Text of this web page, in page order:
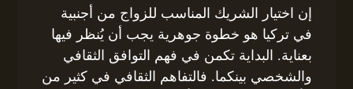
إن اختيار الشريك المناسب للزواج من أجنبية
في تركيا هو خطوة جوهرية يجب أن يُنظر فيها
بعناية. البداية تكمن في فهم التوافق الثقافي
والشخصي بينكما. فالتفاهم الثقافي في كثير من